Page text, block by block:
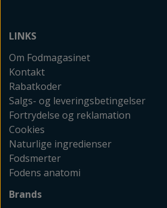
LINKS
Om Fodmagasinet
Kontakt
Rabatkoder
Salgs- og leveringsbetingelser
Fortrydelse og reklamation
Cookies
Naturlige ingredienser
Fodsmerter
Fodens anatomi
Brands